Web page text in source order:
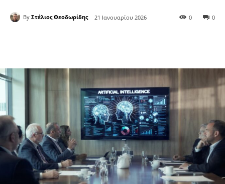
By Στέλιος Θεοδωρίδης 21 Ιανουαρίου 2026 0
0